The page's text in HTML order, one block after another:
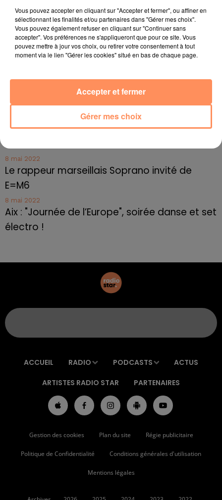
relation extras et...
27 juin 2022
Le cocholed pour jouer à la pétanque
jusqu'au bout de la nuit !
Cassis organise sa traditionnelle "Fête du vin"
Marseille : appel à témoins pour retrouver
Frédéric Pache
8 mai 2022
Le rappeur marseillais Soprano invité de
E=M6
8 mai 2022
Aix : "Journée de l’Europe", soirée danse et set
électro !
ACCUEIL RADIO PODCASTS ACTUS
ARTISTES RADIO STAR PARTENAIRES
Gestion des cookies Plan du site Régie publicitaire
Politique de Confidentialité Conditions générales d'utilisation
Mentions légales
Vous pouvez accepter en cliquant sur "Accepter et fermer", ou affiner en
sélectionnant les finalités et/ou partenaires dans "Gérer mes choix".
Vous pouvez également refuser en cliquant sur "Continuer sans
accepter". Vos préférences ne s'appliqueront que pour ce site. Vous
pouvez mettre à jour vos choix, ou retirer votre consentement à tout
moment via le lien "Gérer les cookies" situé en bas de chaque page.
Gérer mes choix
Accepter et fermer